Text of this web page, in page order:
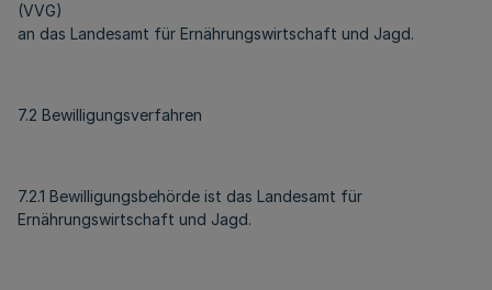
(VVG)
an das Landesamt für Ernährungswirtschaft und Jagd.
7.2 Bewilligungsverfahren
7.2.1 Bewilligungsbehörde ist das Landesamt für
Ernährungswirtschaft und Jagd.